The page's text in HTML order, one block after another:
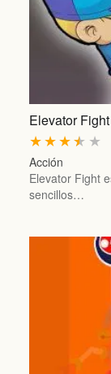
Elevator Fight
★
★
★
★
★
Acción
Elevator Fight
sencillos…